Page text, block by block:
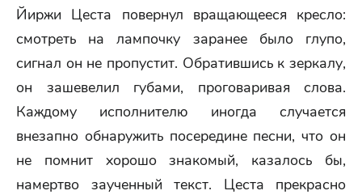
Йиржи Цеста повернул вращающееся кресло:
смотреть на лампочку заранее было глупо,
сигнал он не пропустит. Обратившись к зеркалу,
он зашевелил губами, проговаривая слова.
Каждому исполнителю иногда случается
внезапно обнаружить посередине песни, что он
не помнит хорошо знакомый, казалось бы,
намертво заученный текст. Цеста прекрасно